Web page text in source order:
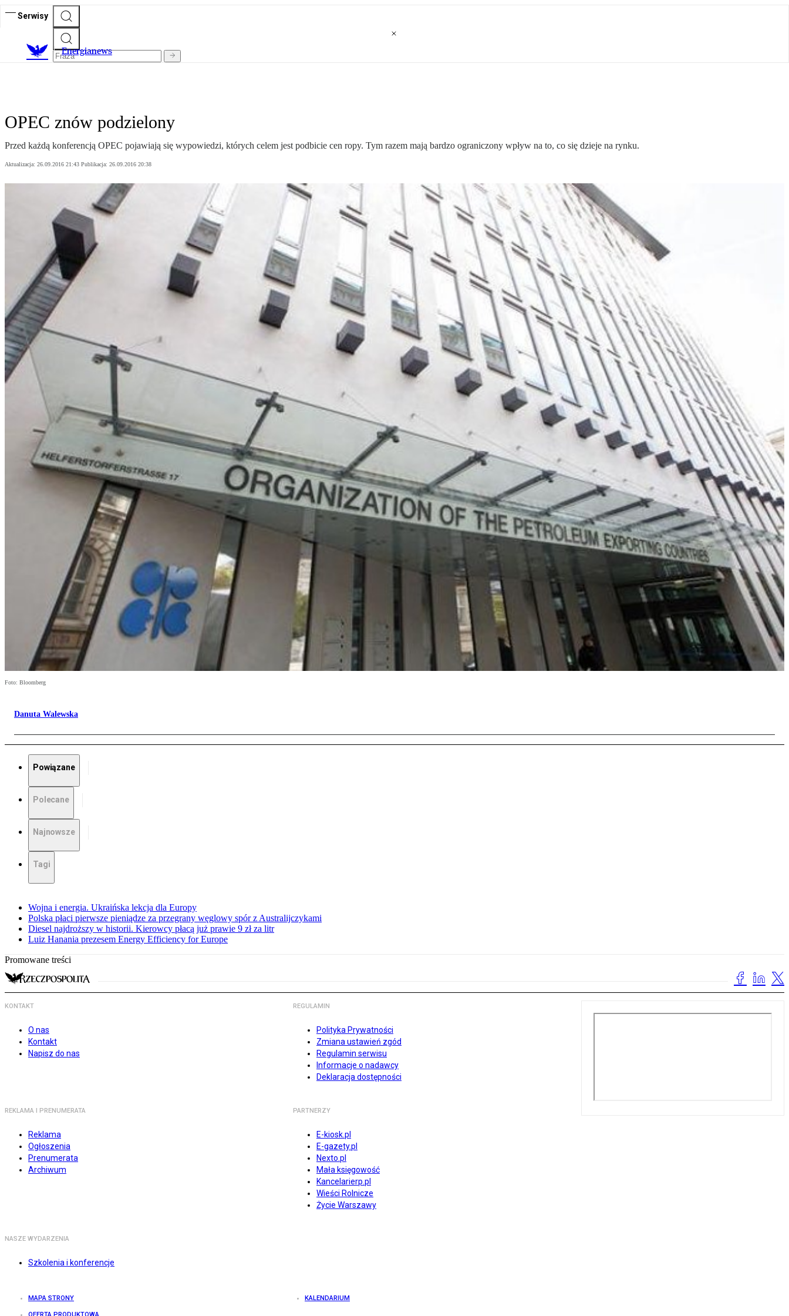
Serwisy
Energianews
OPEC znów podzielony
Przed każdą konferencją OPEC pojawiają się wypowiedzi, których celem jest podbicie cen ropy. Tym razem mają bardzo ograniczony wpływ na to, co się dzieje na rynku.
Aktualizacja: 26.09.2016 21:43 Publikacja: 26.09.2016 20:38
Foto: Bloomberg
Danuta Walewska
Powiązane
Polecane
Najnowsze
Tagi
Wojna i energia. Ukraińska lekcja dla Europy
Polska płaci pierwsze pieniądze za przegrany węglowy spór z Australijczykami
Diesel najdroższy w historii. Kierowcy płacą już prawie 9 zł za litr
Luiz Hanania prezesem Energy Efficiency for Europe
Promowane treści
KONTAKT
O nas
Kontakt
Napisz do nas
REGULAMIN
Polityka Prywatności
Zmiana ustawień zgód
Regulamin serwisu
Informacje o nadawcy
Deklaracja dostępności
REKLAMA I PRENUMERATA
Reklama
Ogłoszenia
Prenumerata
Archiwum
PARTNERZY
E-kiosk.pl
E-gazety.pl
Nexto.pl
Mała księgowość
Kancelarierp.pl
Wieści Rolnicze
Życie Warszawy
NASZE WYDARZENIA
Szkolenia i konferencje
MAPA STRONY KALENDARIUM